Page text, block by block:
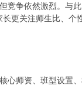
争依然激烈。与
长更关注师生比、
师资、班型设置